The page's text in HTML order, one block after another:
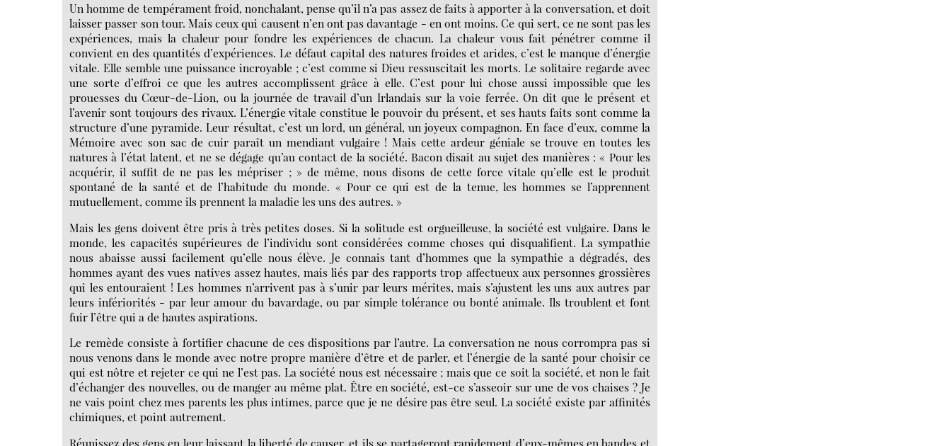
Un homme de tempérament froid, nonchalant, pense qu’il n’a pas assez de faits à apporter à la conversation, et doit
laisser passer son tour. Mais ceux qui causent n’en ont pas davantage - en ont moins. Ce qui sert, ce ne sont pas les
expériences, mais la chaleur pour fondre les expériences de chacun. La chaleur vous fait pénétrer comme il
convient en des quantités d’expériences. Le défaut capital des natures froides et arides, c’est le manque d’énergie
vitale. Elle semble une puissance incroyable ; c’est comme si Dieu ressuscitait les morts. Le solitaire regarde avec
une sorte d’effroi ce que les autres accomplissent grâce à elle. C’est pour lui chose aussi impossible que les
prouesses du Cœur-de-Lion, ou la journée de travail d’un Irlandais sur la voie ferrée. On dit que le présent et
l’avenir sont toujours des rivaux. L’énergie vitale constitue le pouvoir du présent, et ses hauts faits sont comme la
structure d’une pyramide. Leur résultat, c’est un lord, un général, un joyeux compagnon. En face d’eux, comme la
Mémoire avec son sac de cuir paraît un mendiant vulgaire ! Mais cette ardeur géniale se trouve en toutes les
natures à l’état latent, et ne se dégage qu’au contact de la société. Bacon disait au sujet des manières : « Pour les
acquérir, il suffit de ne pas les mépriser ; » de même, nous disons de cette force vitale qu’elle est le produit
spontané de la santé et de l’habitude du monde. « Pour ce qui est de la tenue, les hommes se l’apprennent
mutuellement, comme ils prennent la maladie les uns des autres. »
Mais les gens doivent être pris à très petites doses. Si la solitude est orgueilleuse, la société est vulgaire. Dans le
monde, les capacités supérieures de l’individu sont considérées comme choses qui disqualifient. La sympathie
nous abaisse aussi facilement qu’elle nous élève. Je connais tant d’hommes que la sympathie a dégradés, des
hommes ayant des vues natives assez hautes, mais liés par des rapports trop affectueux aux personnes grossières
qui les entouraient ! Les hommes n’arrivent pas à s’unir par leurs mérites, mais s’ajustent les uns aux autres par
leurs infériorités - par leur amour du bavardage, ou par simple tolérance ou bonté animale. Ils troublent et font
fuir l’être qui a de hautes aspirations.
Le remède consiste à fortifier chacune de ces dispositions par l’autre. La conversation ne nous corrompra pas si
nous venons dans le monde avec notre propre manière d’être et de parler, et l’énergie de la santé pour choisir ce
qui est nôtre et rejeter ce qui ne l’est pas. La société nous est nécessaire ; mais que ce soit la société, et non le fait
d’échanger des nouvelles, ou de manger au même plat. Être en société, est-ce s’asseoir sur une de vos chaises ? Je
ne vais point chez mes parents les plus intimes, parce que je ne désire pas être seul. La société existe par affinités
chimiques, et point autrement.
Réunissez des gens en leur laissant la liberté de causer, et ils se partageront rapidement d’eux-mêmes en bandes et